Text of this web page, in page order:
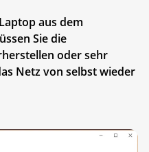
aus dem
Sie die
oder sehr
Netz von selbst wieder